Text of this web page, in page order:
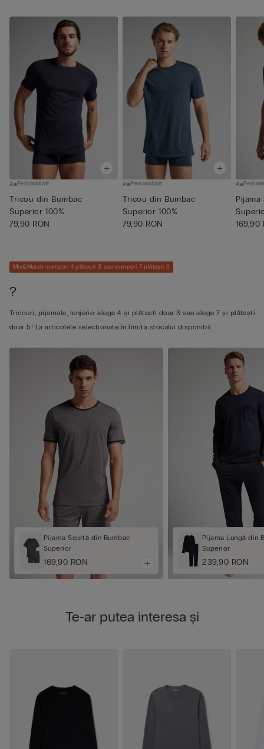
Personalizat
Tricou din Bumbac
Superior 100%
79,90 RON
Personalizat
Tricou din Bumbac
Superior 100%
79,90 RON
169,90
Mix&Match: cumperi 4 plătești 3 sau cumperi 7 plătești 5
?
Tricouri, pijamale, lenjerie: alege 4 și plătești doar 3 sau alege 7 și plătești
doar 5! La articolele selecționate în limita stocului disponibil
Pijama Scurtă din Bumbac
Superior
169,90 RON
Pijama Lungă din
Superior
239,90 RON
Te-ar putea interesa și